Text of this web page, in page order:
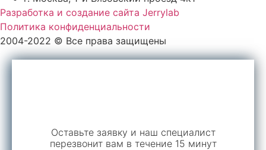
Разработка и создание сайта Jerrylab
Политика конфиденциальности
2004-2022 © Все права защищены
Оставьте заявку и наш специалист
перезвонит вам в течение 15 минут